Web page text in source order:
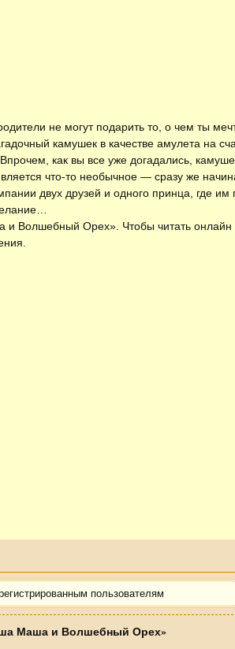
не могут подарить то, о чем ты
камушек в качестве амулета на
как вы все уже догадались,
что-то необычное — сразу же
двух друзей и одного принца, где им
и Волшебный Орех» . Чтобы читать
пользователям
Маша и Волшебный Орех»